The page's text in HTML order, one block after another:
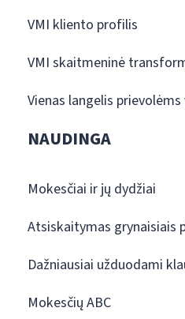
VMI kliento profilis
VMI skaitmeninė
Vienas langelis
NAUDINGA
Mokesčiai ir jų dydžiai
Atsiskaitymas grynaisiais
Dažniausiai užduodami
Mokesčių ABC